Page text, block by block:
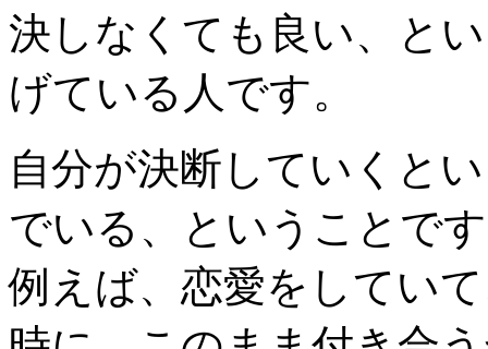
決しなくても良い、と
げている人です。
自分が決断していくと
でいる、ということで
例えば、恋愛をしてい